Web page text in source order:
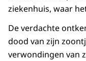
ziekenhuis, waar
De verdachte
dood van zijn
verwondingen van